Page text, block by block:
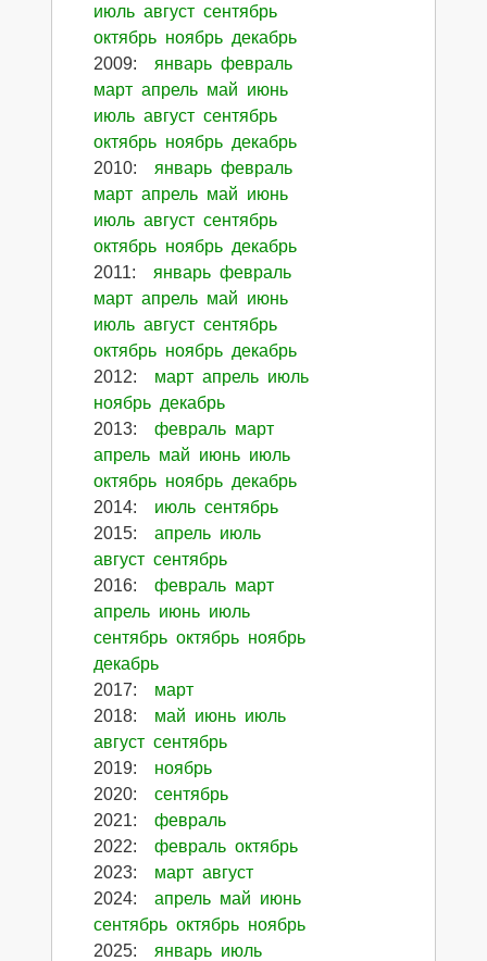
июль август сентябрь
октябрь ноябрь декабрь
2009: январь февраль
март апрель май июнь
июль август сентябрь
октябрь ноябрь декабрь
2010: январь февраль
март апрель май июнь
июль август сентябрь
октябрь ноябрь декабрь
2011: январь февраль
март апрель май июнь
июль август сентябрь
октябрь ноябрь декабрь
2012: март апрель июль
ноябрь декабрь
2013: февраль март
апрель май июнь июль
октябрь ноябрь декабрь
2014: июль сентябрь
2015: апрель июль
август сентябрь
2016: февраль март
апрель июнь июль
сентябрь октябрь ноябрь
декабрь
2017:
март
2018: май июнь июль
август сентябрь
2019:
ноябрь
2020:
сентябрь
2021:
февраль
2022: февраль октябрь
2023: март август
2024: апрель май июнь
сентябрь октябрь ноябрь
2025: январь июль